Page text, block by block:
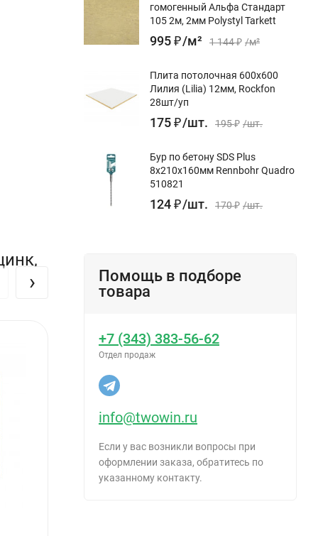
›
гомогенный Альфа Стандарт
105 2м, 2мм Polystyl Tarkett
995₽/м² 1 144₽ /м²
Плита потолочная 600х600
Лилия (Lilia) 12мм, Rockfon
28шт/уп
175₽/шт. 195₽ /шт.
Бур по бетону SDS Plus
8x210х160мм Rennbohr Quadro
510821
124₽/шт. 170₽ /шт.
Помощь в подборе
товара
+7 (343) 383-56-62
Отдел продаж
info@twowin.ru
Если у вас возникли вопросы при
оформлении заказа, обратитесь по
указанному контакту.